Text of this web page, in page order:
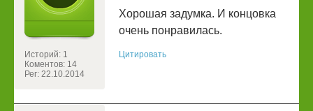
Историй: 1
Коментов: 14
Рег: 22.10.2014
Хорошая задумка. И концовка
очень понравилась.
Цитировать